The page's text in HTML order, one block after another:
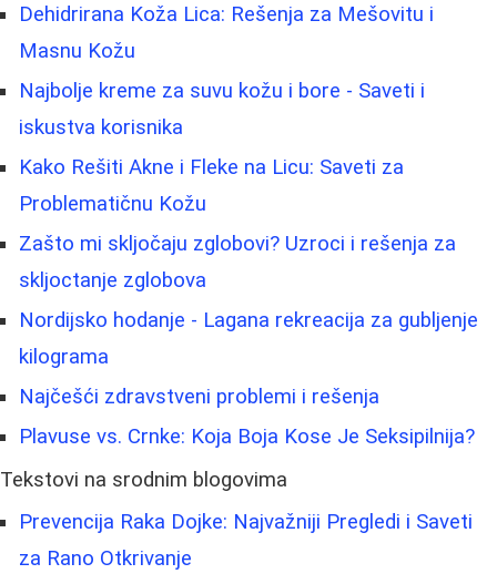
Dehidrirana Koža Lica: Rešenja za Mešovitu i
Masnu Kožu
Najbolje kreme za suvu kožu i bore - Saveti i
iskustva korisnika
Kako Rešiti Akne i Fleke na Licu: Saveti za
Problematičnu Kožu
Zašto mi skljočaju zglobovi? Uzroci i rešenja za
skljoctanje zglobova
Nordijsko hodanje - Lagana rekreacija za gubljenje
kilograma
Najčešći zdravstveni problemi i rešenja
Plavuse vs. Crnke: Koja Boja Kose Je Seksipilnija?
Tekstovi na srodnim blogovima
Prevencija Raka Dojke: Najvažniji Pregledi i Saveti
za Rano Otkrivanje